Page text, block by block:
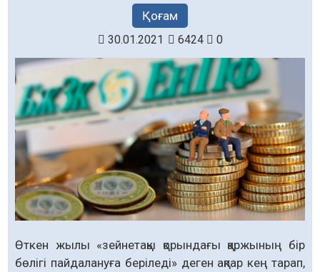
Қоғам
30.01.2021 6424 0
Өткен жылы «зейнетақы қорындағы қаржының бір
бөлігі пайдалануға беріледі» деген ақпар кең тарап,